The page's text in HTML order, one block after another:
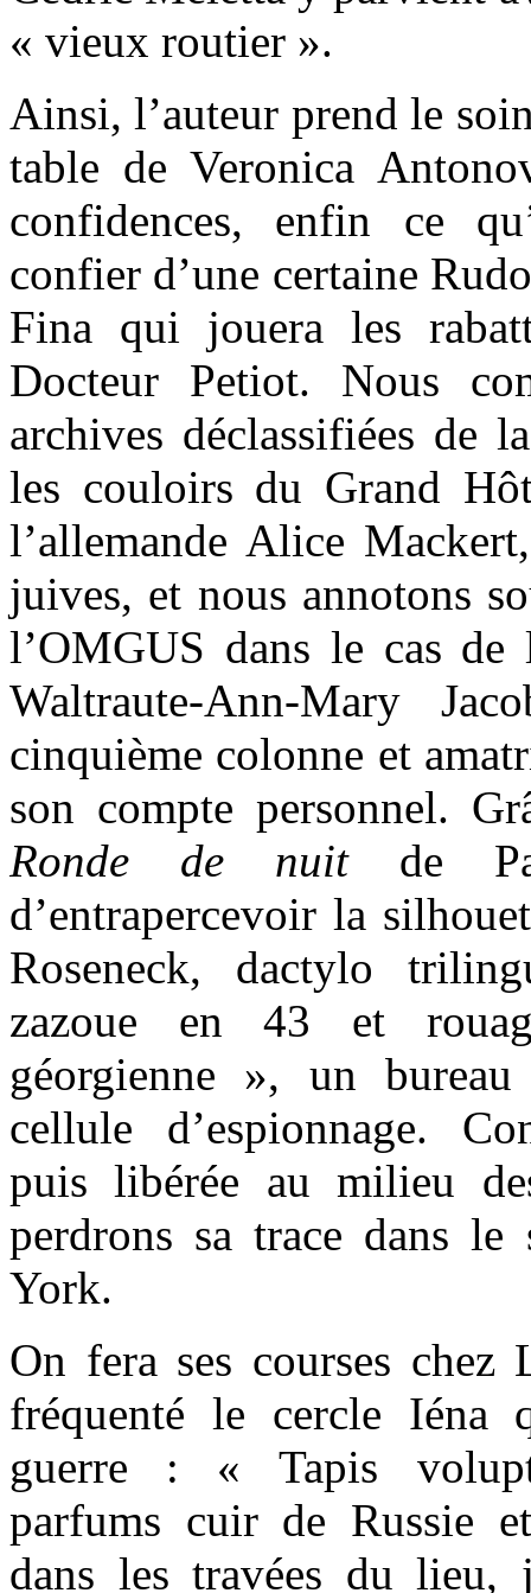
« vieux routier ».
Ainsi, l’auteur prend le
table de Veronica
confidences, enfin ce
confier d’une certaine
Fina qui jouera les
Docteur Petiot. Nous
archives déclassifiées de
les couloirs du Grand
l’allemande Alice
juives, et nous annotons
l’OMGUS dans le cas de
Waltraute-Ann-Mary
cinquième colonne et
son compte personnel.
Ronde de nuitde
d’entrapercevoir la
Roseneck, dactylo
zazoue en 43 et
géorgienne », un bureau
cellule d’espionnage.
puis libérée au milieu
perdrons sa trace dans
York.
On fera ses courses
fréquenté le cercle Iéna
guerre : « Tapis
parfums cuir de Russie
dans les travées du lieu,